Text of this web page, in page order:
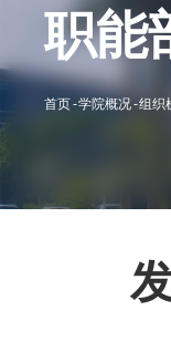
职能
首页 学院概况 组织